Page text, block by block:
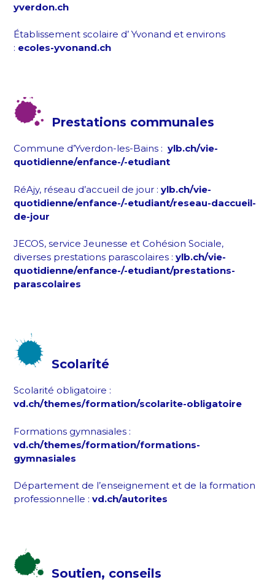
yverdon.ch
Établissement scolaire d’ Yvonand et environs
: ecoles-yvonand.ch
Prestations communales
Commune d’Yverdon-les-Bains : ylb.ch/vie-
quotidienne/enfance-/-etudiant
RéAjy, réseau d’accueil de jour : ylb.ch/vie-
quotidienne/enfance-/-etudiant/reseau-daccueil-
de-jour
JECOS, service Jeunesse et Cohésion Sociale,
diverses prestations parascolaires : ylb.ch/vie-
quotidienne/enfance-/-etudiant/prestations-
parascolaires
Scolarité
Scolarité obligatoire :
vd.ch/themes/formation/scolarite-obligatoire
Formations gymnasiales :
vd.ch/themes/formation/formations-
gymnasiales
Département de l’enseignement et de la formation
professionnelle : vd.ch/autorites
Soutien, conseils